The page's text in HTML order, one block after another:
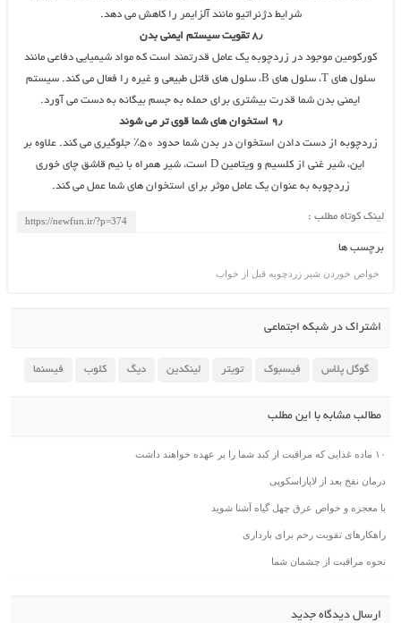
شرایط دژنراتیو مانند آلزایمر را کاهش می دهد.
۸٫ تقویت سیستم ایمنی بدن
کورکومین موجود در زردچوبه یک عامل قدرتمند است که مواد شیمیایی دفاعی مانند
سلول های T، سلول های B، سلول های قاتل طبیعی و غیره را فعال می کند. سیستم
ایمنی بدن شما قدرت بیشتری برای حمله به جسم بیگانه به دست می آورد.
۹٫ استخوان های شما قوی تر می شوند
زردچوبه از دست دادن استخوان در بدن شما حدود ۵۰٪ جلوگیری می کند. علاوه بر
این، شیر غنی از کلسیم و ویتامین D است، شیر همراه با نیم قاشق چای خوری
زردچوبه به عنوان یک عامل موثر برای استخوان های شما عمل می کند.
لینک کوتاه مطلب :
برچسب ها
خواص خوردن شیر زردچوبه قبل از خواب
اشتراک در شبکه اجتماعی
گوگل پلاس فیسبوک تویتر لینکدین دیگ کلوب فیسنما
مطالب مشابه با این مطلب
۱۰ ماده غذایی که مراقبت از کبد شما را بر عهده خواهند داشت
درمان نفخ بعد از لاپاراسکوپی
با معجزه و خواص عرق چهل گیاه آشنا شوید
راهکارهای تقویت رحم برای بارداری
نحوه مراقبت از چشمان شما
ارسال دیدگاه جدید